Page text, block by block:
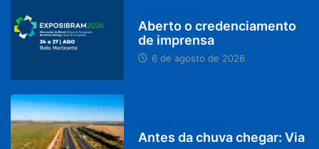
Aberto o credenciamento
de imprensa
6 de agosto de 2026
Antes da chuva chegar: Via